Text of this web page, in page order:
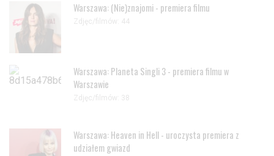
Warszawa: (Nie)znajomi - premiera filmu
Zdjęc/filmów: 44
Warszawa: Planeta Singli 3 - premiera filmu w
Warszawie
Zdjęc/filmów: 38
Warszawa: Heaven in Hell - uroczysta premiera z
udziałem gwiazd